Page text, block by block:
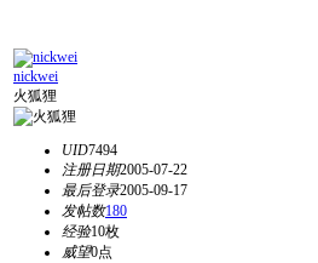
nickwei
火狐狸
UID7494
注册日期2005-07-22
最后登录2005-09-17
发帖数180
经验10枚
威望0点